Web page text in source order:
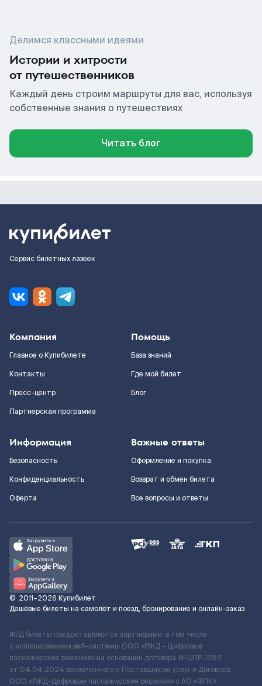
Делимся классными идеями
Истории и хитрости
от путешественников
Каждый день строим маршруты для вас, используя
собственные знания о путешествиях
Читать блог
Сервис билетных лазеек
Компания
Главное о Купибилете
Контакты
Пресс-центр
Партнерская программа
Помощь
База знаний
Где мой билет
Блог
Информация
Безопасность
Конфиденциальность
Оферта
Важные ответы
Оформление и покупка
Возврат и обмен билета
Все вопросы и ответы
© 2011–2026 Купибилет
Дешёвые билеты на самолёт и поезд, бронирование и онлайн-заказ
Ж/Д билеты предоставляются партнёрами, в том числе
с использованием веб-системы ООО «РЖД – Цифровые
пассажирские решения» на основании договора № ЦПР-1282
от 04.04.2024 заключенного с Поставщиком услуг и Договора
ООО «РЖД-Цифровые пассажирские решения» c АО «ФПК»